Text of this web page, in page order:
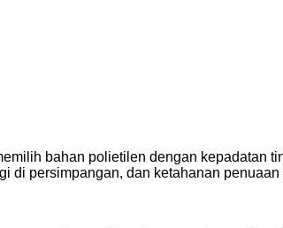
bahan polietilen dengan kepadatan
persimpangan, dan ketahanan